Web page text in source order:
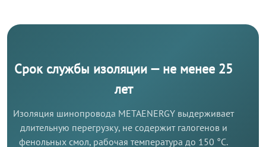
Срок службы изоляции — не менее 25
лет
Изоляция шинопровода METAENERGY выдерживает
длительную перегрузку, не содержит галогенов и
фенольных смол, рабочая температура до 150 °C.